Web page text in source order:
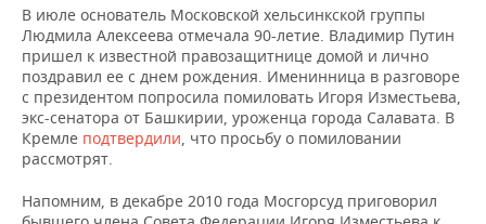
В июле основатель Московской хельсинкской группы
Людмила Алексеева отмечала 90-летие. Владимир Путин
пришел к известной правозащитнице домой и лично
поздравил ее с днем рождения. Именинница в разговоре
с президентом попросила помиловать Игоря Изместьева,
экс-сенатора от Башкирии, уроженца города Салавата. В
Кремле подтвердили, что просьбу о помиловании
рассмотрят.
Напомним, в декабре 2010 года Мосгорсуд приговорил